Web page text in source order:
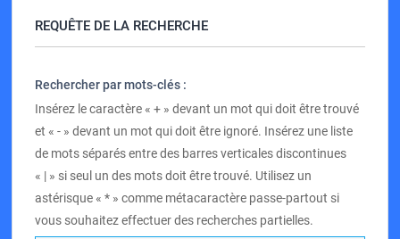
REQUÊTE DE LA RECHERCHE
Rechercher par mots-clés :
Insérez le caractère « + » devant un mot qui doit être trouvé
et « - » devant un mot qui doit être ignoré. Insérez une liste
de mots séparés entre des barres verticales discontinues
« | » si seul un des mots doit être trouvé. Utilisez un
astérisque « * » comme métacaractère passe-partout si
vous souhaitez effectuer des recherches partielles.